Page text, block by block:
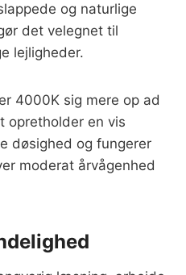
og naturlige
det velegnet til
lejligheder.
4000K sig mere op ad
opretholder en vis
døsighed og fungerer
moderat årvågenhed